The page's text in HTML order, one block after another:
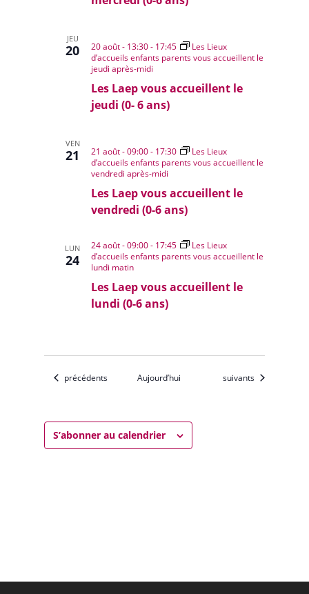
JEU
20
Les Laep vous accueillent le
jeudi (0- 6 ans)
20 août - 13:30- 17:45
Les Lieux
d’accueils enfants parents vous accueillent le
jeudi après-midi
VEN
21
Les Laep vous accueillent le
vendredi (0-6 ans)
21 août - 09:00- 17:30
Les Lieux
d’accueils enfants parents vous accueillent le
vendredi après-midi
LUN
24
Les Laep vous accueillent le
lundi (0-6 ans)
24 août - 09:00- 17:45
Les Lieux
d’accueils enfants parents vous accueillent le
lundi matin
Évènements
précédents Aujourd’hui Évènements
suivants
S’abonner au calendrier